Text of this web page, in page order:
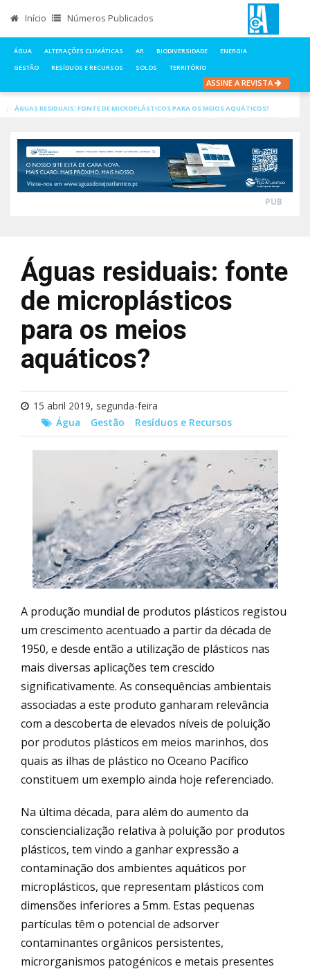
Início Números Publicados
ÁGUA ALTERAÇÕES CLIMÁTICAS AR BIODIVERSIDADE
ENERGIA
GESTÃO
RESÍDUOS E RECURSOS SOLOS TERRITÓRIO
ASSINE A REVISTA
ÁGUAS RESIDUAIS: FONTE DE MICROPLÁSTICOS PARA OS MEIOS AQUÁTICOS?
PUB
Águas residuais: fonte
de microplásticos
para os meios
aquáticos?
15 abril 2019, segunda-feira
Água
Gestão Resíduos e Recursos
A produção mundial de produtos plásticos registou
um crescimento acentuado a partir da década de
1950, e desde então a utilização de plásticos nas
mais diversas aplicações tem crescido
significativamente. As consequências ambientais
associadas a este produto ganharam relevância
com a descoberta de elevados níveis de poluição
por produtos plásticos em meios marinhos, dos
quais as ilhas de plástico no Oceano Pacífico
constituem um exemplo ainda hoje referenciado.
Na última década, para além do aumento da
consciencialização relativa à poluição por produtos
plásticos, tem vindo a ganhar expressão a
contaminação dos ambientes aquáticos por
microplásticos, que representam plásticos com
dimensões inferiores a 5mm. Estas pequenas
partículas têm o potencial de adsorver
contaminantes orgânicos persistentes,
microrganismos patogénicos e metais presentes